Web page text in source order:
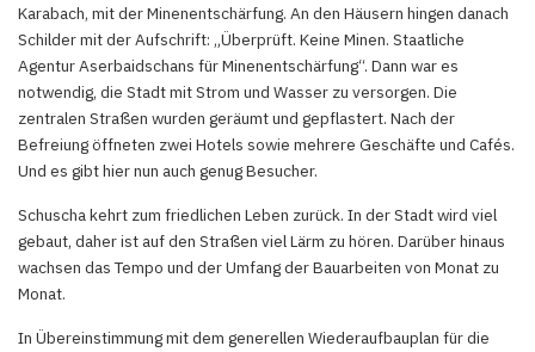
Karabach, mit der Minenentschärfung. An den Häusern hingen danach
Schilder mit der Aufschrift: „Überprüft. Keine Minen. Staatliche
Agentur Aserbaidschans für Minenentschärfung“. Dann war es
notwendig, die Stadt mit Strom und Wasser zu versorgen. Die
zentralen Straßen wurden geräumt und gepflastert. Nach der
Befreiung öffneten zwei Hotels sowie mehrere Geschäfte und Cafés.
Und es gibt hier nun auch genug Besucher.
Schuscha kehrt zum friedlichen Leben zurück. In der Stadt wird viel
gebaut, daher ist auf den Straßen viel Lärm zu hören. Darüber hinaus
wachsen das Tempo und der Umfang der Bauarbeiten von Monat zu
Monat.
In Übereinstimmung mit dem generellen Wiederaufbauplan für die